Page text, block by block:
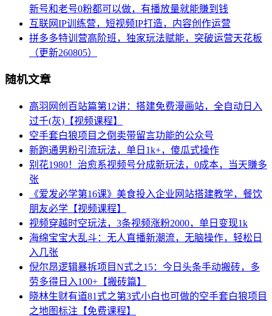
新号和老号0粉都可以做，有播放量就能賺到钱
互联网IP训练营，短视频IP打造，内容创作运营
拼多多特训营高阶班，独家玩法赋能，突破运营天花板
（更新260805）
随机文章
高羽网创百站篇第12讲：搭建免费漫画站，全自动日入
过千(灰)【视频课程】
空手套白狼项目之倒卖带留言功能的公众号
新跑通男粉引流玩法，单日1k+，傻瓜式操作
别花1980！治愈系视频号分成新玩法，0成本，当天賺多
张
《爱发必学第16课》美食投入企业网站搭建教学，餐饮
朋友必学【视频课程】
视频穿越时空玩法，3条视频涨粉2000，单日变现1k
海绵宝宝大乱斗：无人直播新潮流，无脑操作，轻松日
入几张
倪尔昂逻辑暴拆项目N式之15：​今日头条手动搬砖，多
劳多得日入100+【搬砖篇】
晓林生财有道81式之第3式小白也可做的空手套白狼项目
之地图标注【免费课程】